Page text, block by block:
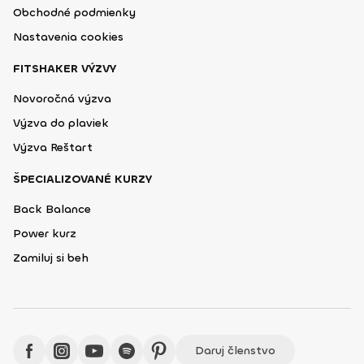
Obchodné podmienky
Nastavenia cookies
FITSHAKER VÝZVY
Novoročná výzva
Výzva do plaviek
Výzva Reštart
ŠPECIALIZOVANÉ KURZY
Back Balance
Power kurz
Zamiluj si beh
Daruj členstvo